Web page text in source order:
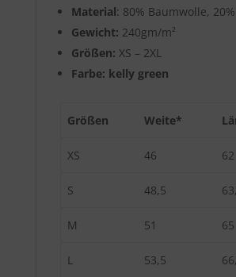
Material: 80% Baumwolle,
Gewicht: 240gm/m²
Größen: XS – 2XL
Farbe: kelly green
Größen Weite*
XS 46 62
S 48,5
M 51 65
L 53,5